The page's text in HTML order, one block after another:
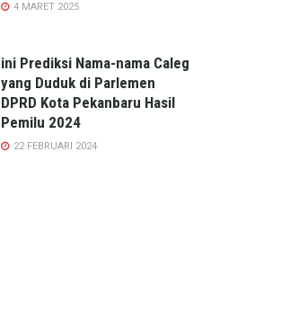
4 MARET 2025
ini Prediksi Nama-nama Caleg
yang Duduk di Parlemen
DPRD Kota Pekanbaru Hasil
Pemilu 2024
22 FEBRUARI 2024